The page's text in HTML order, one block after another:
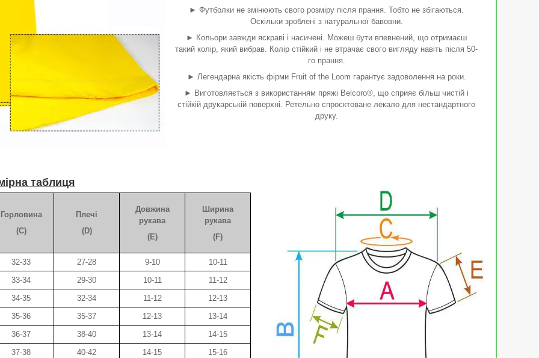
► Футболки не змінюють свого розміру після прання. Тобто не збігаються.
Оскільки зроблені з натуральної бавовни.
► Кольори завжди яскраві і насичені. Можеш бути впевнений, що отримаєш
такий колір, який вибрав. Колір стійкий і не втрачає свого вигляду навіть після 50-
го прання.
► Легендарна якість фірми Fruit of the Loom гарантує задоволення на роки.
► Виготовляється з використанням пряжі Belcoro®, що сприяє більш чистій і
стійкій друкарській поверхні. Ретельно спроєктоване лекало для нестандартного
друку.
таблиця
Горловина
(C)
Плечі
(D)
Довжина
рукава
(E)
Ширина
рукава
(F)
32-33 27-28 9-10
10-11
33-34
29-30 10-11
11-12
34-35
32-34 11-12
12-13
35-36
35-37 12-13
13-14
36-37
38-40 13-14
14-15
37-38
40-42 14-15
15-16